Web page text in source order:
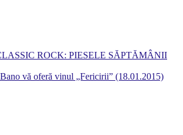
ROCK: PIESELE SĂPTĂMÂNII
vă oferă vinul „Fericirii” (18.01.2015)